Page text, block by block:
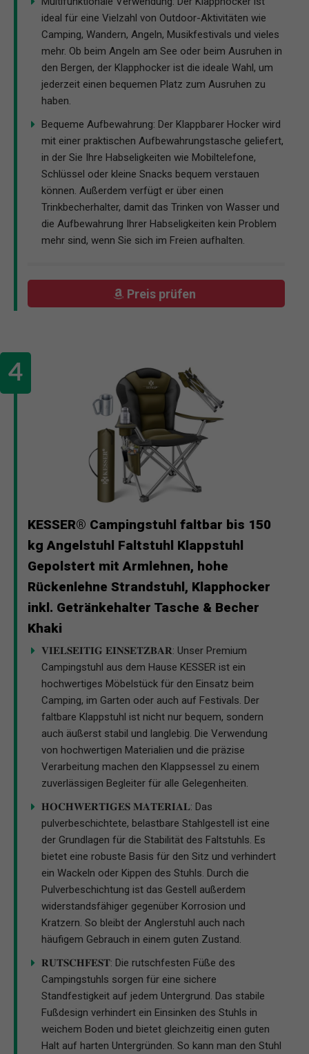
ideal für eine Vielzahl von Outdoor-Aktivitäten wie
Camping, Wandern, Angeln, Musikfestivals und vieles
mehr. Ob beim Angeln am See oder beim Ausruhen in
den Bergen, der Klapphocker ist die ideale Wahl, um
jederzeit einen bequemen Platz zum Ausruhen zu
haben.
Bequeme Aufbewahrung: Der Klappbarer Hocker wird
mit einer praktischen Aufbewahrungstasche geliefert,
in der Sie Ihre Habseligkeiten wie Mobiltelefone,
Schlüssel oder kleine Snacks bequem verstauen
können. Außerdem verfügt er über einen
Trinkbecherhalter, damit das Trinken von Wasser und
die Aufbewahrung Ihrer Habseligkeiten kein Problem
mehr sind, wenn Sie sich im Freien aufhalten.
Preis prüfen
KESSER® Campingstuhl faltbar bis 150
kg Angelstuhl Faltstuhl Klappstuhl
Gepolstert mit Armlehnen, hohe
Rückenlehne Strandstuhl, Klapphocker
inkl. Getränkehalter Tasche & Becher
Khaki
𝐕𝐈𝐄𝐋𝐒𝐄𝐈𝐓𝐈𝐆 𝐄𝐈𝐍𝐒𝐄𝐓𝐙𝐁𝐀𝐑: Unser Premium
Campingstuhl aus dem Hause KESSER ist ein
hochwertiges Möbelstück für den Einsatz beim
Camping, im Garten oder auch auf Festivals. Der
faltbare Klappstuhl ist nicht nur bequem, sondern
auch äußerst stabil und langlebig. Die Verwendung
von hochwertigen Materialien und die präzise
Verarbeitung machen den Klappsessel zu einem
zuverlässigen Begleiter für alle Gelegenheiten.
𝐇𝐎𝐂𝐇𝐖𝐄𝐑𝐓𝐈𝐆𝐄𝐒 𝐌𝐀𝐓𝐄𝐑𝐈𝐀𝐋: Das
pulverbeschichtete, belastbare Stahlgestell ist eine
der Grundlagen für die Stabilität des Faltstuhls. Es
bietet eine robuste Basis für den Sitz und verhindert
ein Wackeln oder Kippen des Stuhls. Durch die
Pulverbeschichtung ist das Gestell außerdem
widerstandsfähiger gegenüber Korrosion und
Kratzern. So bleibt der Anglerstuhl auch nach
häufigem Gebrauch in einem guten Zustand.
𝐑𝐔𝐓𝐒𝐂𝐇𝐅𝐄𝐒𝐓: Die rutschfesten Füße des
Campingstuhls sorgen für eine sichere
Standfestigkeit auf jedem Untergrund. Das stabile
Fußdesign verhindert ein Einsinken des Stuhls in
weichem Boden und bietet gleichzeitig einen guten
Halt auf harten Untergründen. So kann man den Stuhl